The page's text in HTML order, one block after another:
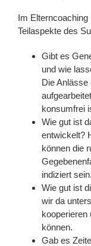
Im
Teilaspekte des
Gibt es
und wie
Die
konsumfrei
Wie gut ist
entwickelt?
können die
indiziert sein.
Wie gut ist
wir da
kooperieren
können.
Gab es